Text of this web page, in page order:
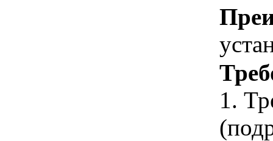
1.